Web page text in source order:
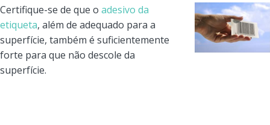
Certifique-se de que o adesivo da
etiqueta, além de adequado para a
superfície, também é suficientemente
forte para que não descole da
superfície.